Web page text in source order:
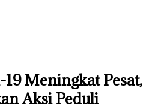
Meningkat Pesat,
Aksi Peduli